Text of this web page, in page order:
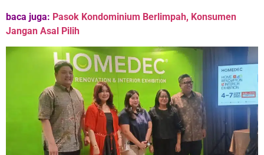
baca juga: Pasok Kondominium Berlimpah, Konsumen
Jangan Asal Pilih